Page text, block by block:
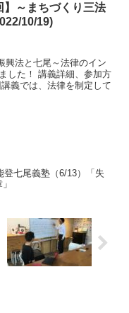
～まちづくり三法
10/19)
興法と七尾～法律のイン
した！ 講義詳細、参加方
義では、法律を制定して
登七尾義塾（6/13）「失